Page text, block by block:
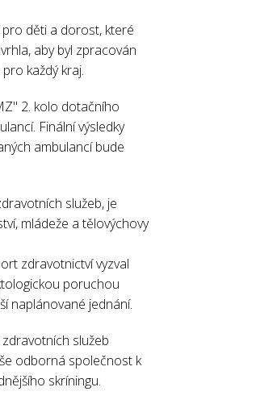
pro děti a dorost, které
aby byl zpracován
každý kraj.
2. kolo dotačního
Finální výsledky
ambulancí bude
služeb, je
mládeže a tělovýchovy
zdravotnictví vyzval
poruchou
naplánované jednání.
služeb
odborná společnost k
skríningu.